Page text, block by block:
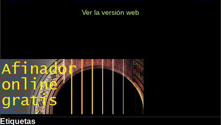
Ver la versión web
Etiquetas